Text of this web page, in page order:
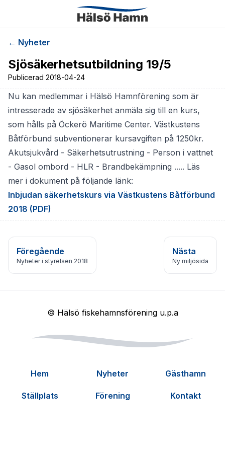
← Nyheter
Sjösäkerhetsutbildning 19/5
Publicerad 2018-04-24
Nu kan medlemmar i Hälsö Hamnförening som är
intresserade av sjösäkerhet anmäla sig till en kurs,
som hålls på Öckerö Maritime Center. Västkustens
Båtförbund subventionerar kursavgiften på 1250kr.
Akutsjukvård - Säkerhetsutrustning - Person i vattnet
- Gasol ombord - HLR - Brandbekämpning ..... Läs
mer i dokument på följande länk:
Inbjudan säkerhetskurs via Västkustens Båtförbund
2018 (PDF)
Föregående
Nyheter i styrelsen 2018
Nästa
Ny miljösida
© Hälsö fiskehamnsförening u.p.a
Hem Nyheter Gästhamn
Ställplats Förening Kontakt